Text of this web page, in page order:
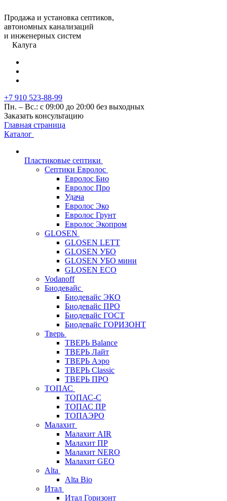
Продажа и установка септиков,
автономных канализаций
и инженерных систем
Калуга
+7 910 523-88-99
Пн. – Вс.: с 09:00 до 20:00 без выходных
Заказать консультацию
Главная страница
Каталог
Пластиковые септики
Септики Евролос
Евролос Био
Евролос Про
Удача
Евролос Эко
Евролос Грунт
Евролос Экопром
GLOSEN
GLOSEN LETT
GLOSEN УБО
GLOSEN УБО мини
GLOSEN ECO
Vodanoff
Биодевайс
Биодевайс ЭКО
Биодевайс ПРО
Биодевайс ГОСТ
Биодевайс ГОРИЗОНТ
Тверь
ТВЕРЬ Balance
ТВЕРЬ Лайт
ТВЕРЬ Аэро
ТВЕРЬ Classic
ТВЕРЬ ПРО
ТОПАС
ТОПАС-С
ТОПАС ПР
ТОПАЭРО
Малахит
Малахит AIR
Малахит ПР
Малахит NERO
Малахит GEO
Alta
Alta Bio
Итал
Итал Горизонт